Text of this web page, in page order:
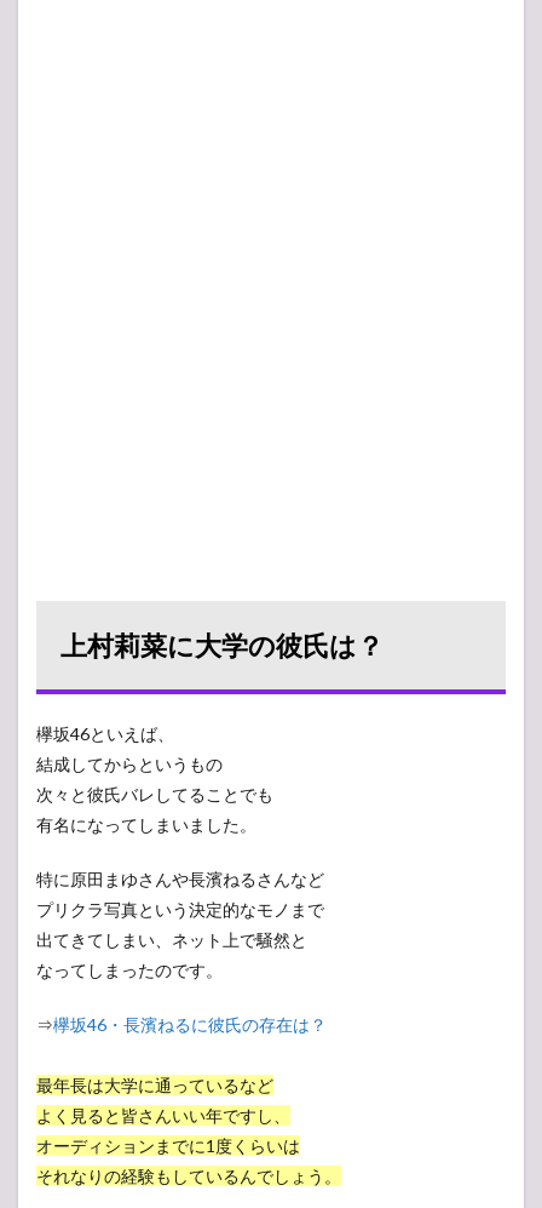
上村莉菜に大学の彼氏は？
欅坂46といえば、
結成してからというもの
次々と彼氏バレしてることでも
有名になってしまいました。
特に原田まゆさんや長濱ねるさんなど
プリクラ写真という決定的なモノまで
出てきてしまい、ネット上で騒然と
なってしまったのです。
⇒欅坂46・長濱ねるに彼氏の存在は？
最年長は大学に通っているなど
よく見ると皆さんいい年ですし、
オーディションまでに1度くらいは
それなりの経験もしているんでしょう。